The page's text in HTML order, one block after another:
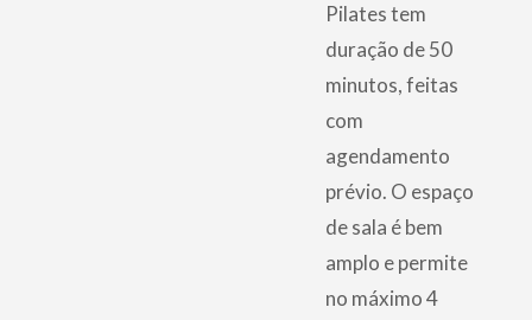
Pilates tem
duração de 50
minutos, feitas
com
agendamento
prévio. O espaço
de sala é bem
amplo e permite
no máximo 4